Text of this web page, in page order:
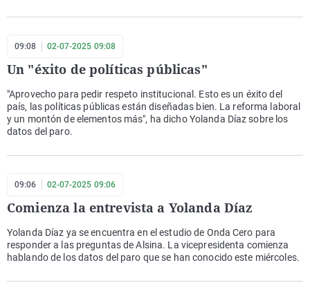
09:08 02-07-2025 09:08
Un "éxito de políticas públicas"
"Aprovecho para pedir respeto institucional. Esto es un éxito del
país, las políticas públicas están diseñadas bien. La reforma laboral
y un montón de elementos más", ha dicho Yolanda Díaz sobre los
datos del paro.
09:06 02-07-2025 09:06
Comienza la entrevista a Yolanda Díaz
Yolanda Díaz ya se encuentra en el estudio de Onda Cero para
responder a las preguntas de Alsina. La vicepresidenta comienza
hablando de los datos del paro que se han conocido este miércoles.